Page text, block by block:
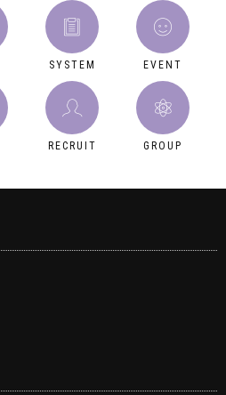
SYSTEM EVENT
RECRUIT GROUP